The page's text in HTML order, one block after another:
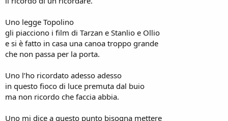
Uno legge Topolino
gli piacciono i film di Tarzan e Stanlio e Ollio
e si è fatto in casa una canoa troppo grande
che non passa per la porta.
Uno l’ho ricordato adesso adesso
in questo fioco di luce premuta dal buio
ma non ricordo che faccia abbia.
Uno mi dice a questo punto bisogna mettere